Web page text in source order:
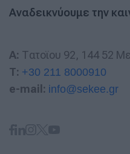
Αναδεικνύουμε την
A: Τατοϊου 92, 144 52
T: +30 211 8000910
e-mail: info@sekee.gr